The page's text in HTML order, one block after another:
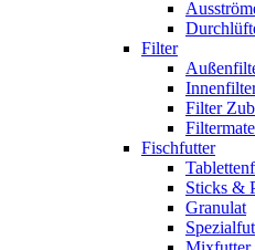
Filter
Filter
Fischfutter
Sticks &
Granulat